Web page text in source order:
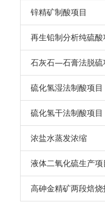
锌精矿制酸项目
再生铅制分析纯硫酸
石灰石—石膏法脱硫
硫化氢湿法制酸项目
硫化氢干法制酸项目
浓盐水蒸发浓缩
液体二氧化硫生产项
高砷金精矿两段焙